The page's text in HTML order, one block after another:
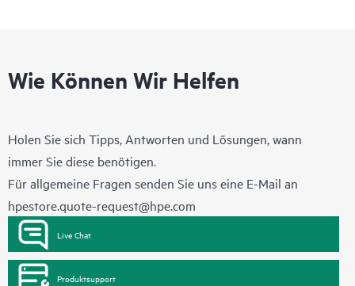
Wie Können Wir Helfen
Holen Sie sich Tipps, Antworten und Lösungen, wann
immer Sie diese benötigen.
Für allgemeine Fragen senden Sie uns eine E-Mail an
hpestore.quote-request@hpe.com
Live Chat
Produktsupport